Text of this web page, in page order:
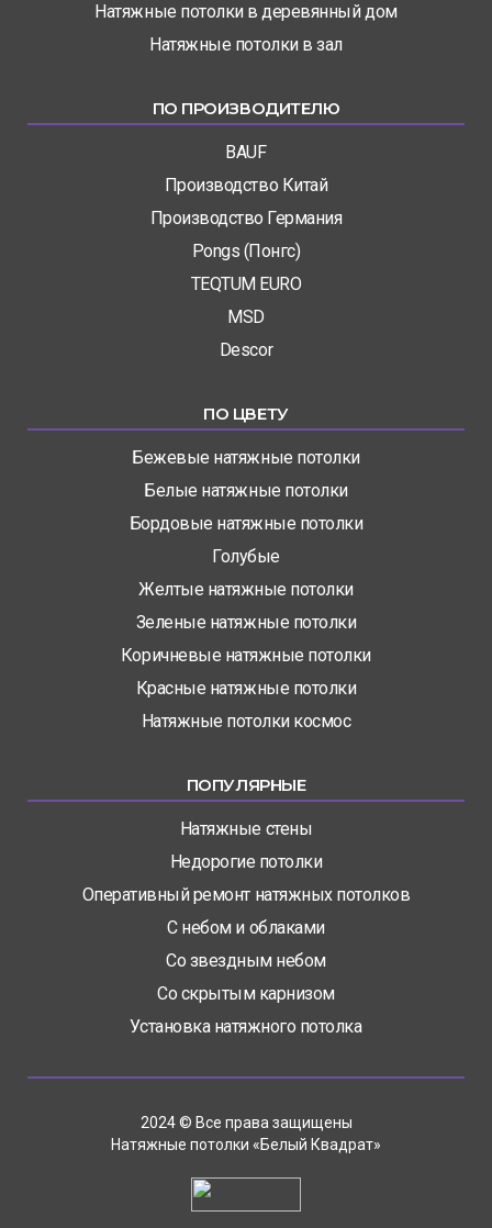
Натяжные потолки в деревянный дом
Натяжные потолки в зал
ПО ПРОИЗВОДИТЕЛЮ
BAUF
Производство Китай
Производство Германия
Pongs (Понгс)
TEQTUM EURO
MSD
Descor
ПО ЦВЕТУ
Бежевые натяжные потолки
Белые натяжные потолки
Бордовые натяжные потолки
Голубые
Желтые натяжные потолки
Зеленые натяжные потолки
Коричневые натяжные потолки
Красные натяжные потолки
Натяжные потолки космос
ПОПУЛЯРНЫЕ
Натяжные стены
Недорогие потолки
Оперативный ремонт натяжных потолков
С небом и облаками
Со звездным небом
Со скрытым карнизом
Установка натяжного потолка
2024 © Все права защищены
Натяжные потолки «Белый Квадрат»